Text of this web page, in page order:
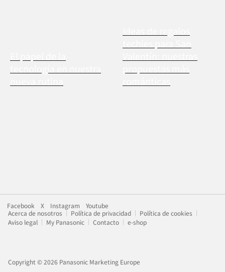
Facebook X Instagram
Youtube
Acerca de nosotros
Política de privacidad
Política de cookies
Aviso legal
My Panasonic Contacto e-shop
Copyright © 2026 Panasonic Marketing Europe